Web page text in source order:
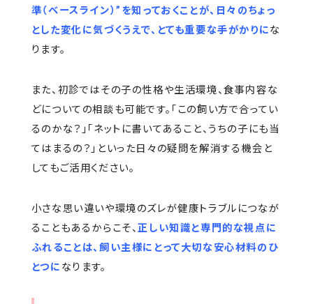
準（ベースライン）”を知っておくことが、日々のちょっ
とした変化に気づくうえで、とても重要な手がかりにな
ります。
また、初診ではその子の性格や生活環境、食事内容な
どについての相談も可能です。「この飼い方で合ってい
るのかな？」「ネットに書いてあること、うちの子にも当
てはまるの？」といった日々の疑問を解消する機会と
してもご活用ください。
小さな思い違いや環境のズレが健康トラブルにつなが
ることもあるからこそ、正しい知識と専門的な視点に
ふれることは、飼い主様にとって大切な安心材料のひ
とつに なります。